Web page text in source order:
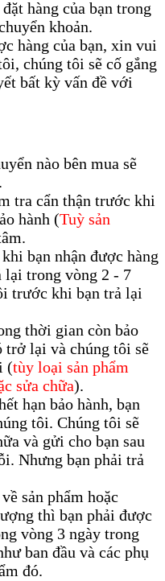
hàng của bạn trong
khoản.
hàng của bạn, xin vui
chúng tôi sẽ cố gắng
bất kỳ vấn đề với
nào bên mua sẽ
tra cẩn thận trước khi
hành (Tuỳ sản
bạn nhận được hàng
lại trong vòng 2 - 7
trước khi bạn trả lại
thời gian còn bảo
trở lại và chúng tôi sẽ
(tùy loại sản phẩm
sửa chữa).
hạn bảo hành, bạn
tôi. Chúng tôi sẽ
và gửi cho bạn sau
Nhưng bạn phải trả
sản phẩm hoặc
thì bạn phải được
vòng 3 ngày trong
ban đầu và các phụ
đó.